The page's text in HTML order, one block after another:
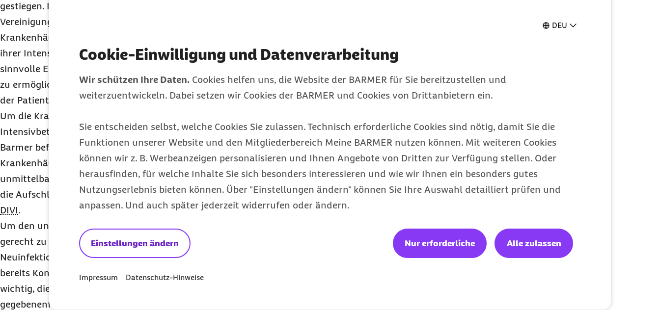
DEU
Cookie-Einwilligung und Datenverarbeitung
Wir schützen Ihre Daten. Cookies helfen uns, die Website der BARMER für Sie bereitzustellen und
weiterzuentwickeln. Dabei setzen wir Cookies der BARMER und Cookies von Drittanbietern ein.
Sie entscheiden selbst, welche Cookies Sie zulassen. Technisch erforderliche Cookies sind nötig, damit Sie die
Funktionen unserer Website und den Mitgliederbereich Meine BARMER nutzen können. Mit weiteren Cookies
können wir z. B. Werbeanzeigen personalisieren und Ihnen Angebote von Dritten zur Verfügung stellen. Oder
herausfinden, für welche Inhalte Sie sich besonders interessieren und wie wir Ihnen ein besonders gutes
Nutzungserlebnis bieten können. Über "Einstellungen ändern" können Sie Ihre Auswahl detailliert prüfen und
anpassen. Und auch später jederzeit widerrufen oder ändern.
Einstellungen ändern Nur erforderliche Alle zulassen
Impressum Datenschutz-Hinweise
gestiegen. Im Intensivregister der Deutschen Interdisziplinären
Vereinigung für Intensiv- und Notfallmedizin (DIVI) müssen die
Krankenhäuser künftig täglich bis
ihrer Intensivbetten geben. Dabei handelt es sich um eine wichtige und
sinnvolle Einrichtung, die dazu beiträgt, eine medizinisch gute Versorgung
zu ermöglichen. Die Abstimmung der Krankenhäuser über die Verteilung
der Patienten kann so massiv verbessert werden.
Um die Krankenhäuser zu verpflichten, ihre freien Kapazitäten an
Intensivbetten zu melden, ist die Verordnung desBMGdaher richtig. Die
Barmer befürwortet, die Patienten zunächst in spezialisierten
Krankenhäusern unterzubringen – auch wenn sich diese nicht am
unmittelbaren Wohnort befinden. Erleichtert wird die Koordination durch
die Aufschlüsselung der Bettenbelegung über die zentralisierte Liste der
DIVI.
Um den unterschiedlichen Versorgungsansprüchen und -bedarfen
gerecht zu werden, die Kapazitäten zu entlasten und gleichzeitig
Neuinfektionen unter eingelieferten Patienten zu verhindern, wurden
bereits Konzepte zur Verteilung der Erkrankten entwickelt. Dabei ist es
wichtig, die Ausstattung der jeweiligen Standorte zu berücksichtigen und
gegebenenfalls sogar Schwerpunktkliniken einzurichten, wie beispielsweise